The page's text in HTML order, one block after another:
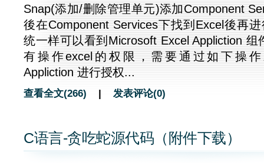
Snap(添加/删除管理单元)添加Component
後在Component Services下找到Excel後再
统一样可以看到Microsoft Excel Appliction
有操作excel的权限，需要通过如下操作
Appliction 进行授权...
查看全文(266) | 发表评论(0)
C语言-贪吃蛇源代码（附件下载）